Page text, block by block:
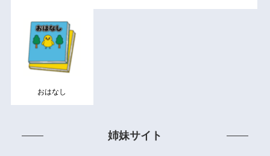
おはなし
姉妹サイト